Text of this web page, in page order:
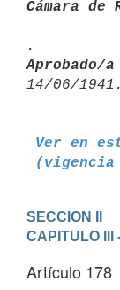
Cámara de
Aprobado/
Ver en
(vigencia
SECCION II
CAPITULO III
Artículo 178